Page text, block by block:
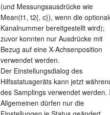
(und Messungsausdrücke wie
Mean(t1, t2{, c}), wenn die
Kanalnummer bereitgestellt wird);
zuvor konnten nur Ausdrücke mit
Bezug auf eine X-Achsenposition
verwendet werden.
Der Einstellungsdialog des
Hilfsstatusgeräts kann jetzt
des Samplings verwendet werden.
Allgemeinen dürfen nur die